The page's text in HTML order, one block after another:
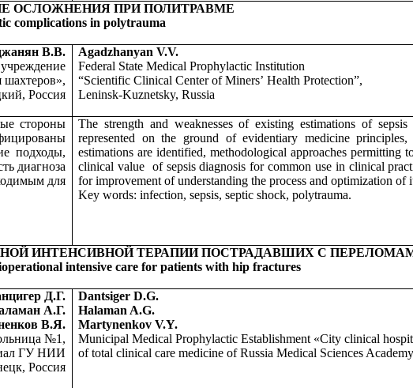
ОСЛОЖНЕНИЯ ПРИ ПОЛИТРАВМЕ
complications in polytrauma
В.В.
шахтеров»,
Россия
Agadzhanyan V.V.
Federal State Medical Prophylactic Institution
“Scientific Clinical Center of Miners’ Health Protection”,
Leninsk-Kuznetsky, Russia
стороны
подходы,
диагноза
для
The strength and weaknesses of existing estimations of
represented on the ground of evidentiary medicine
estimations are identified, methodological approaches permitting
clinical value of sepsis diagnosis for common use in clinical
for improvement of understanding the process and optimization of
Key words: infection, sepsis, septic shock, polytrauma.
ИНТЕНСИВНОЙ ТЕРАПИИ ПОСТРАДАВШИХ С
intensive care for patients with hip fractures
Д.Г.
А.Г.
В.Я.
№1,
ГУ НИИ
Россия
Dantsiger D.G.
Halaman A.G.
Martynenkov V.Y.
Municipal Medical Prophylactic Establishment «City clinical
of total clinical care medicine of Russia Medical Sciences